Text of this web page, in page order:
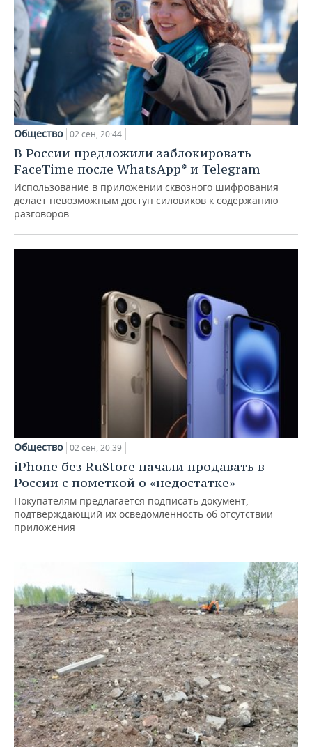
Общество 02 сен, 20:44
В России предложили заблокировать
FaceTime после WhatsApp* и Telegram
Использование в приложении сквозного шифрования
делает невозможным доступ силовиков к содержанию
разговоров
Общество 02 сен, 20:39
iPhone без RuStore начали продавать в
России с пометкой о «недостатке»
Покупателям предлагается подписать документ,
подтверждающий их осведомленность об отсутствии
приложения